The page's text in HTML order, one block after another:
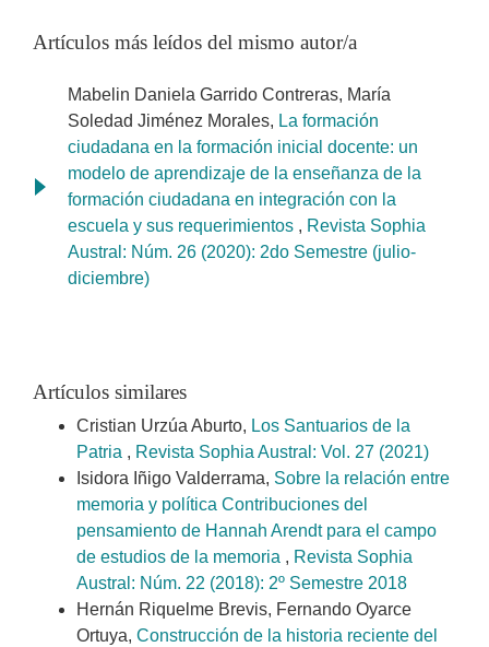
Artículos más leídos del mismo autor/a
Mabelin Daniela Garrido Contreras, María
Soledad Jiménez Morales, La formación
ciudadana en la formación inicial docente: un
modelo de aprendizaje de la enseñanza de la
formación ciudadana en integración con la
escuela y sus requerimientos , Revista Sophia
Austral: Núm. 26 (2020): 2do Semestre (julio-
diciembre)
Artículos similares
Cristian Urzúa Aburto, Los Santuarios de la
Patria , Revista Sophia Austral: Vol. 27 (2021)
Isidora Iñigo Valderrama, Sobre la relación entre
memoria y política Contribuciones del
pensamiento de Hannah Arendt para el campo
de estudios de la memoria , Revista Sophia
Austral: Núm. 22 (2018): 2º Semestre 2018
Hernán Riquelme Brevis, Fernando Oyarce
Ortuya, Construcción de la historia reciente del